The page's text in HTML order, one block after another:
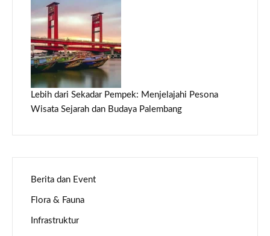
Lebih dari Sekadar Pempek: Menjelajahi Pesona
Wisata Sejarah dan Budaya Palembang
Berita dan Event
Flora & Fauna
Infrastruktur